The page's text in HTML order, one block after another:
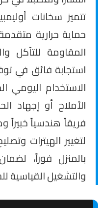
تتميز سخانات
حماية حرارية
المقاومة للتآكل
استجابة فائق في
الاستخدام
الأملاح أو إجهاد
فريقاً هندسياً
لتغيير الهيترات
بالمنزل فوراً،
والتشغيل القياسية